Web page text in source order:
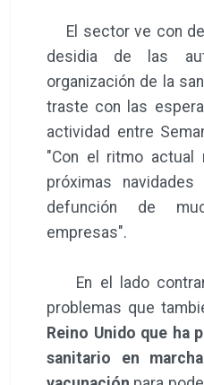
El sector ve con
desidia de las
organización de la
traste con las
actividad entre
"Con el ritmo actual
próximas
defunción de
empresas".
En el lado
problemas que
Reino Unido que ha
sanitario en